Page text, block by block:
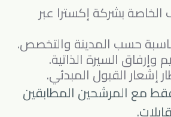
الخاصة بشركة إكسترا عبر
حسب المدينة والتخصص.
وإرفاق السيرة الذاتية.
إشعار القبول المبدئي.
مع المرشحين المطابقين